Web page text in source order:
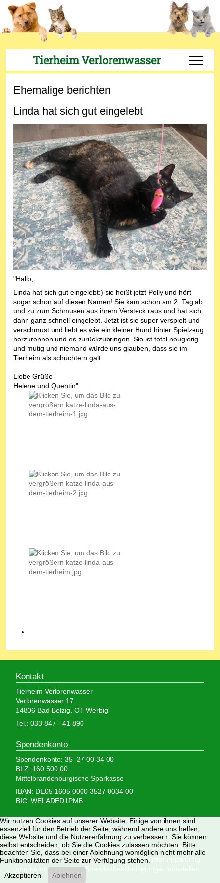
Tierheim Verlorenwasser Off-
Ehemalige berichten
Linda hat sich gut eingelebt
"Hallo,
Linda hat sich gut eingelebt:) sie heißt jetzt Polly und hört
sogar schon auf diesen Namen! Sie kam schon am 2. Tag ab
und zu zum Schmusen aus ihrem Versteck raus und hat sich
dann ganz schnell eingelebt. Jetzt ist sie super verspielt und
verschmust und liebt es wie ein kleiner Hund hinter Spielzeug
herzurennen und es zurückzubringen. Sie ist total neugierig
und mutig und niemand würde uns glauben, dass sie im
Tierheim als schüchtern galt.
Liebe Grüße
Helene und Quentin"
Kontakt
Tierheim Verlorenwasser
Verlorenwasser 17
14806 Bad Belzig, OT Werbig
Tel.: 033 847 - 41 890
Spendenkonto
Spendenkonto: 35 27 00 34 00
BLZ: 160 500 00
Mittelbrandenburgische Sparkasse
IBAN: DE05 1605 0000 3527 0034 00
BIC: WELADED1PMB
Wir brauchen Ihre Hilfe,
denn wir erhalten keinerlei staatliche Hilfe, sondern
finanzieren das Tierheim aus Spenden und Erbschaften.
Wir sind als gemeinnützig und besonders förderungswürdig
anerkannt und dürfen Spendenbescheinigungen ausstellen.
Wir nutzen Cookies auf unserer Website. Einige von ihnen sind
essenziell für den Betrieb der Seite, während andere uns helfen,
diese Website und die Nutzererfahrung zu verbessern. Sie können
selbst entscheiden, ob Sie die Cookies zulassen möchten. Bitte
beachten Sie, dass bei einer Ablehnung womöglich nicht mehr alle
Funktionalitäten der Seite zur Verfügung stehen.
Akzeptieren
Ablehnen